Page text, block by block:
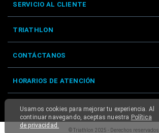
Usamos cookies para mejorar tu experiencia. Al
continuar navegando, aceptas nuestra Política
de privacidad.
SERVICIO AL CLIENTE
TRIATHLON
CONTÁCTANOS
HORARIOS DE ATENCIÓN
© Triathlon 2025 - Derechos reservados